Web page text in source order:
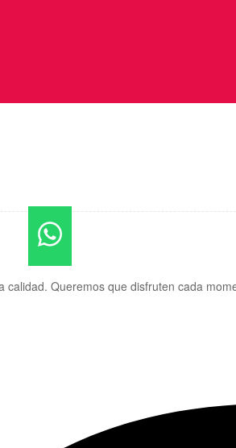
Queremos que disfruten cada